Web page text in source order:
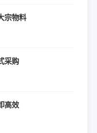
宗物料
采购
高效